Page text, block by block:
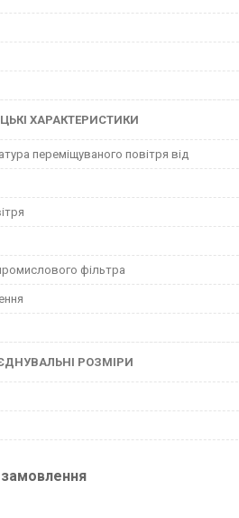
ХАРАКТЕРИСТИКИ
переміщуваного повітря від
фільтра
РОЗМІРИ